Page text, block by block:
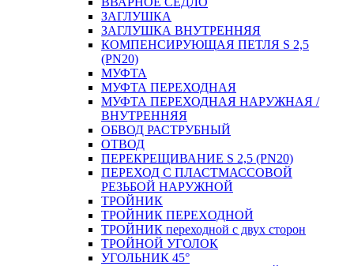
ЗАГЛУШКА
ЗАГЛУШКА ВНУТРЕННЯЯ
КОМПЕНСИРУЮЩАЯ ПЕТЛЯ S 2,5
(PN20)
МУФТА
МУФТА ПЕРЕХОДНАЯ
МУФТА ПЕРЕХОДНАЯ НАРУЖНАЯ /
ВНУТРЕННЯЯ
ОБВОД РАСТРУБНЫЙ
ОТВОД
ПЕРЕКРЕЩИВАНИЕ S 2,5 (PN20)
ПЕРЕХОД С ПЛАСТМАССОВОЙ
РЕЗЬБОЙ НАРУЖНОЙ
ТРОЙНИК
ТРОЙНИК ПЕРЕXОДНОЙ
ТРОЙНИК переходной с двух сторон
ТРОЙНОЙ УГОЛОК
УГОЛЬНИК 45°